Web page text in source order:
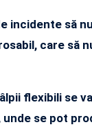
incidente să
care să
flexibili se
se pot